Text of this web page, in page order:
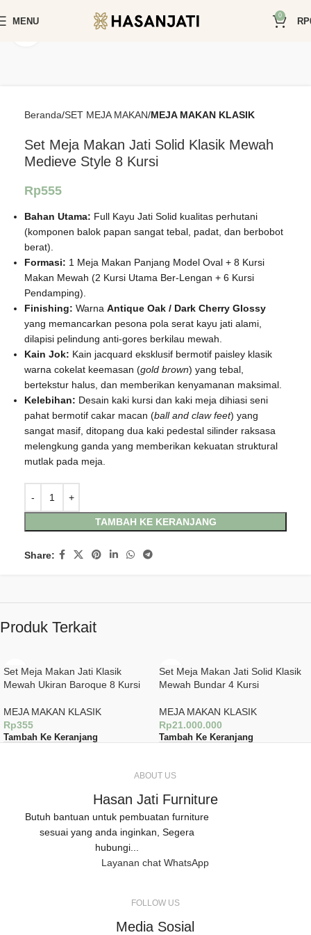
MENU
0
RP
Click to enlarge
Beranda SET MEJA MAKAN MEJA MAKAN KLASIK
Set Meja Makan Jati Solid Klasik Mewah
Medieve Style 8 Kursi
Rp555
Bahan Utama: Full Kayu Jati Solid kualitas perhutani
(komponen balok papan sangat tebal, padat, dan berbobot
berat).
Formasi: 1 Meja Makan Panjang Model Oval + 8 Kursi
Makan Mewah (2 Kursi Utama Ber-Lengan + 6 Kursi
Pendamping).
Finishing: Warna Antique Oak / Dark Cherry Glossy
yang memancarkan pesona pola serat kayu jati alami,
dilapisi pelindung anti-gores berkilau mewah.
Kain Jok: Kain jacquard eksklusif bermotif paisley klasik
warna cokelat keemasan (gold brown) yang tebal,
bertekstur halus, dan memberikan kenyamanan maksimal.
Kelebihan: Desain kaki kursi dan kaki meja dihiasi seni
pahat bermotif cakar macan (ball and claw feet) yang
sangat masif, ditopang dua kaki pedestal silinder raksasa
melengkung ganda yang memberikan kekuatan struktural
mutlak pada meja.
TAMBAH KE KERANJANG
Share:
Produk Terkait
Set Meja Makan Jati Klasik
Mewah Ukiran Baroque 8 Kursi
MEJA MAKAN KLASIK
Rp355
Tambah Ke Keranjang
Set Meja Makan Jati Solid Klasik
Mewah Bundar 4 Kursi
MEJA MAKAN KLASIK
Rp21.000.000
Tambah Ke Keranjang
ABOUT US
Hasan Jati Furniture
Butuh bantuan untuk pembuatan furniture
sesuai yang anda inginkan, Segera
hubungi...
Layanan chat WhatsApp
FOLLOW US
Media Sosial